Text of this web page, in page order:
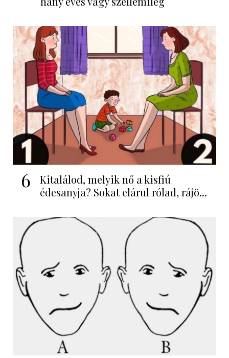
6
Kitalálod, melyik nő a kisfiú
édesanyja? Sokat elárul rólad, rájö...